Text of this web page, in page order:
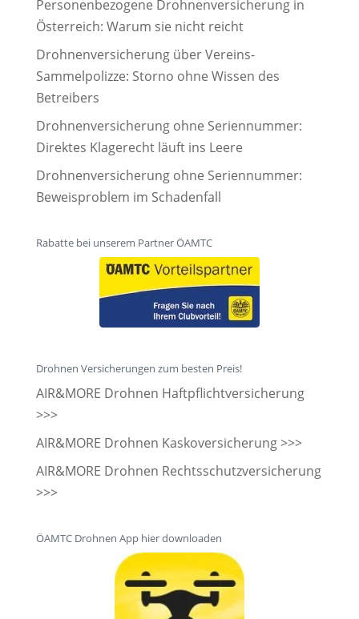
Personenbezogene Drohnenversicherung in
Österreich: Warum sie nicht reicht
Drohnenversicherung über Vereins-
Sammelpolizze: Storno ohne Wissen des
Betreibers
Drohnenversicherung ohne Seriennummer:
Direktes Klagerecht läuft ins Leere
Drohnenversicherung ohne Seriennummer:
Beweisproblem im Schadenfall
Rabatte bei unserem Partner ÖAMTC
Drohnen Versicherungen zum besten Preis!
AIR&MORE Drohnen Haftpflichtversicherung
>>>
AIR&MORE Drohnen Kaskoversicherung >>>
AIR&MORE Drohnen Rechtsschutzversicherung
>>>
ÖAMTC Drohnen App hier downloaden